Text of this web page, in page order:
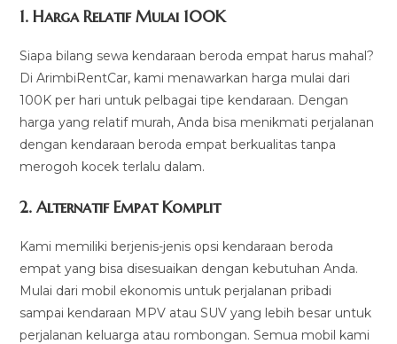
1.Harga Relatif Mulai 100K
Siapa bilang sewa kendaraan beroda empat harus mahal?
Di ArimbiRentCar, kami menawarkan harga mulai dari
100K per hari untuk pelbagai tipe kendaraan. Dengan
harga yang relatif murah, Anda bisa menikmati perjalanan
dengan kendaraan beroda empat berkualitas tanpa
merogoh kocek terlalu dalam.
2. Alternatif Empat Komplit
Kami memiliki berjenis-jenis opsi kendaraan beroda
empat yang bisa disesuaikan dengan kebutuhan Anda.
Mulai dari mobil ekonomis untuk perjalanan pribadi
sampai kendaraan MPV atau SUV yang lebih besar untuk
perjalanan keluarga atau rombongan. Semua mobil kami